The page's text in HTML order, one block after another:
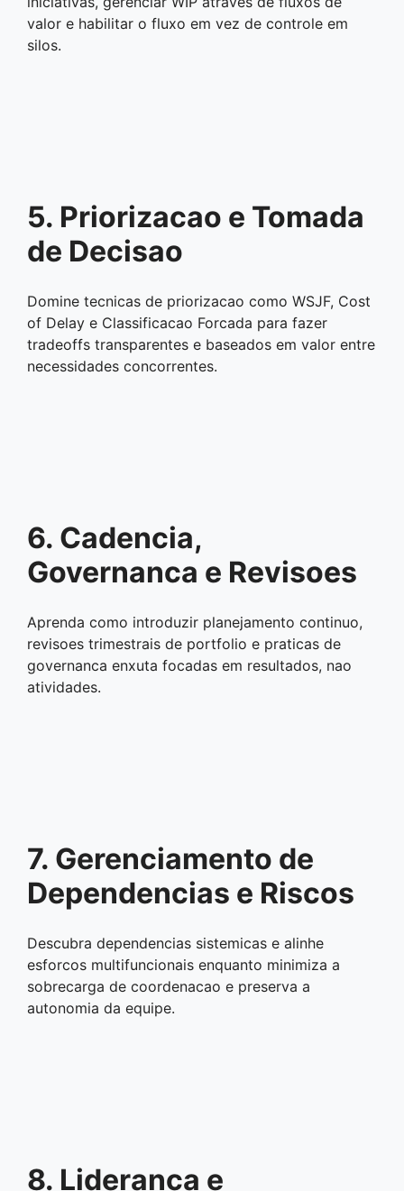
valor e habilitar o fluxo em vez de controle em
silos.
5. Priorizacao e Tomada
de Decisao
Domine tecnicas de priorizacao como WSJF, Cost
of Delay e Classificacao Forcada para fazer
tradeoffs transparentes e baseados em valor entre
necessidades concorrentes.
6. Cadencia,
Governanca e Revisoes
Aprenda como introduzir planejamento continuo,
revisoes trimestrais de portfolio e praticas de
governanca enxuta focadas em resultados, nao
atividades.
7. Gerenciamento de
Dependencias e Riscos
Descubra dependencias sistemicas e alinhe
esforcos multifuncionais enquanto minimiza a
sobrecarga de coordenacao e preserva a
autonomia da equipe.
8. Lideranca e